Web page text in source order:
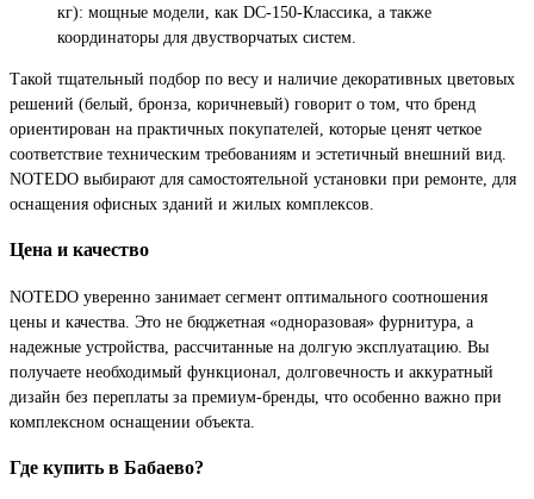
кг): мощные модели, как DC-150-Классика, а также
координаторы для двустворчатых систем.
Такой тщательный подбор по весу и наличие декоративных цветовых
решений (белый, бронза, коричневый) говорит о том, что бренд
ориентирован на практичных покупателей, которые ценят четкое
соответствие техническим требованиям и эстетичный внешний вид.
NOTEDO выбирают для самостоятельной установки при ремонте, для
оснащения офисных зданий и жилых комплексов.
Цена и качество
NOTEDO уверенно занимает сегмент оптимального соотношения
цены и качества. Это не бюджетная «одноразовая» фурнитура, а
надежные устройства, рассчитанные на долгую эксплуатацию. Вы
получаете необходимый функционал, долговечность и аккуратный
дизайн без переплаты за премиум-бренды, что особенно важно при
комплексном оснащении объекта.
Где купить в Бабаево?